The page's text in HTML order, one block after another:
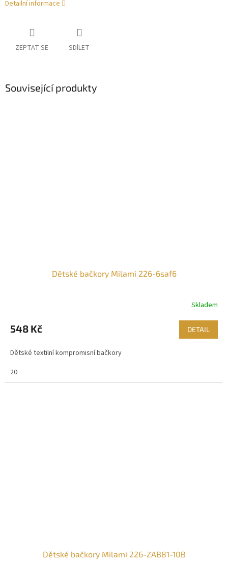
Detailní informace
ZEPTAT SE SDÍLET
Související produkty
Dětské bačkory Milami 226-6saf6
Skladem
548 Kč DETAIL
Dětské textilní kompromisní bačkory
20
Dětské bačkory Milami 226-ZAB81-10B